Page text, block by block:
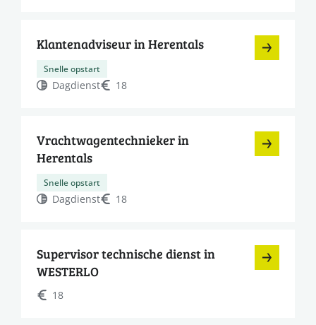
Klantenadviseur in Herentals
Snelle opstart
Dagdienst 18
Vrachtwagentechnieker in
Herentals
Snelle opstart
Dagdienst 18
Supervisor technische dienst in
WESTERLO
18